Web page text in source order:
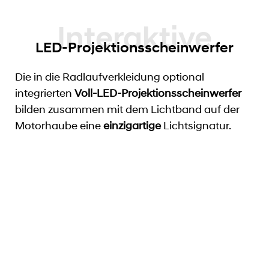
LED-Projektionsscheinwerfer
Die in die Radlaufverkleidung optional
integrierten Voll-LED-Projektionsscheinwerfer
bilden zusammen mit dem Lichtband auf der
Motorhaube eineeinzigartigeLichtsignatur.